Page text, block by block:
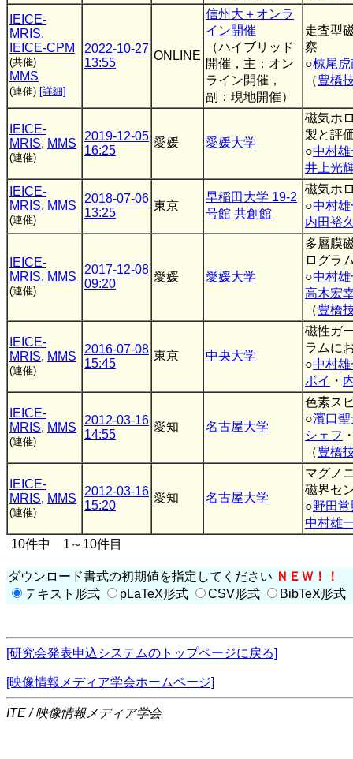
IEICE-
MRIS,
IEICE-CPM
(共催)
MMS
(連催) [詳細]
2022-10-27
13:55
ONLINE
信州大＋オンラ
イン開催
（ハイブリッド
開催，主：オン
ライン開催，
副：現地開催）
走査型
察
○椋尾虎
（豊橋
IEICE-
MRIS, MMS
(連催)
2019-12-05
16:25
愛媛 愛媛大学
磁気ホ
製と評
○中村雄
井上光
IEICE-
MRIS, MMS
(連催)
2018-07-06
13:25
東京
早稲田大学 19-2
号館 共創館
磁気ホ
○中村雄
内田裕
IEICE-
MRIS, MMS
(連催)
2017-12-08
09:20
愛媛 愛媛大学
多層膜
ログラ
○中村雄
高木宏
（豊橋
IEICE-
MRIS, MMS
(連催)
2016-07-08
15:45
東京 中央大学
磁性ガ
ラムに
○中村雄
ボイ ・
IEICE-
MRIS, MMS
(連催)
2012-03-16
14:55
愛知 名古屋大学
色素ス
○濱口聖
シェフ
（豊橋
IEICE-
MRIS, MMS
(連催)
2012-03-16
15:20
愛知 名古屋大学
マグノ
磁界セ
○野田
中村雄
10件中 1～10件目
ダウンロード書式の初期値を指定してください ＮＥＷ！！
テキスト形式
pLaTeX形式 CSV形式 BibTeX形式
[研究会発表申込システムのトップページに戻る]
[映像情報メディア学会ホームページ]
ITE / 映像情報メディア学会